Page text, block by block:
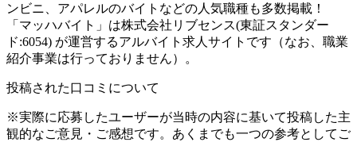
ンビニ、アパレルのバイトなどの人気職種も多数掲載！
「マッハバイト」は株式会社リブセンス(東証スタンダー
ド:6054) が運営するアルバイト求人サイトです（なお、職業
紹介事業は行っておりません）。
投稿された口コミについて
※実際に応募したユーザーが当時の内容に基いて投稿した主
観的なご意見・ご感想です。あくまでも一つの参考としてご